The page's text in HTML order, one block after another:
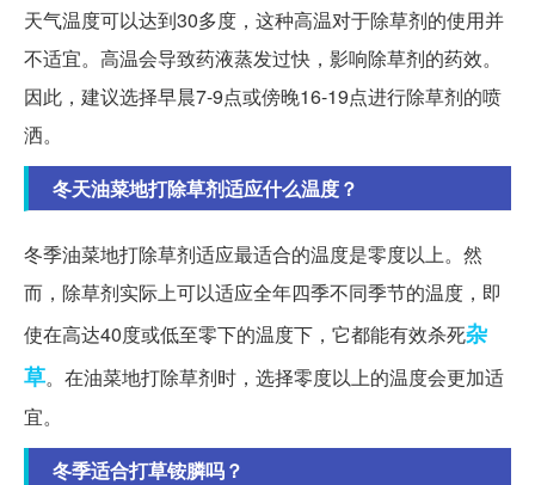
天气温度可以达到30多度，这种高温对于除草剂的使用并
不适宜。高温会导致药液蒸发过快，影响除草剂的药效。
因此，建议选择早晨7-9点或傍晚16-19点进行除草剂的喷
洒。
冬天油菜地打除草剂适应什么温度？
冬季油菜地打除草剂适应最适合的温度是零度以上。然
而，除草剂实际上可以适应全年四季不同季节的温度，即
使在高达40度或低至零下的温度下，它都能有效杀死杂
草。在油菜地打除草剂时，选择零度以上的温度会更加适
宜。
冬季适合打草铵膦吗？